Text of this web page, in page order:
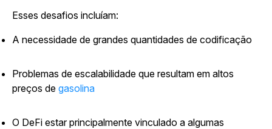
Esses desafios incluíam:
A necessidade de grandes quantidades de codificação
Problemas de escalabilidade que resultam em altos
preços de gasolina
O DeFi estar principalmente vinculado a algumas